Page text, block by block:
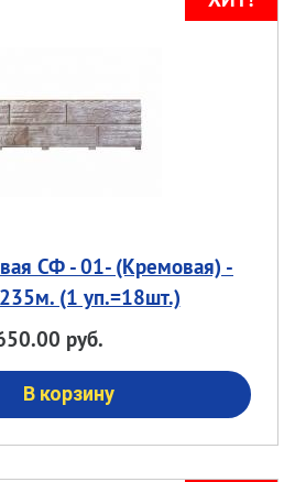
СФ - 01- (Кремовая) -
(1 уп.=18шт.)
руб.